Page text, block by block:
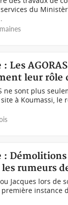
du
Les
leur rôle
ne sont plus
à Koumassi, le
rumeurs
Jacques lors de
instance